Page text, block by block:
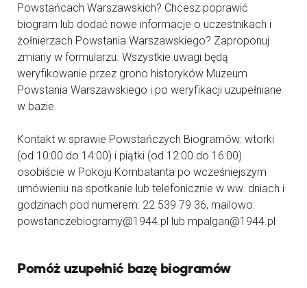
Powstańcach Warszawskich? Chcesz poprawić
biogram lub dodać nowe informacje o uczestnikach i
żołnierzach Powstania Warszawskiego? Zaproponuj
zmiany w formularzu. Wszystkie uwagi będą
weryfikowanie przez grono historyków Muzeum
Powstania Warszawskiego i po weryfikacji uzupełniane
w bazie.
Kontakt w sprawie Powstańczych Biogramów: wtorki
(od 10:00 do 14:00) i piątki (od 12:00 do 16:00)
osobiście w Pokoju Kombatanta po wcześniejszym
umówieniu na spotkanie lub telefonicznie w ww. dniach i
godzinach pod numerem: 22 539 79 36, mailowo:
powstanczebiogramy@1944.pl lub mpalgan@1944.pl
Pomóż uzupełnić bazę biogramów